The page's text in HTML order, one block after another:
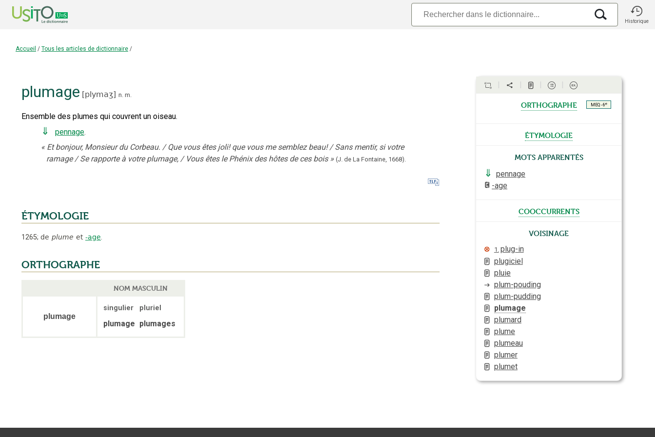
Historique
Accueil / Tous les articles de dictionnaire /
plumage [plymaʒ] n. m.
Ensemble des plumes qui couvrent un oiseau.
⇓ pennage.
« Et bonjour, Monsieur du Corbeau. / Que vous êtes joli! que vous me semblez beau! / Sans mentir, si votre
ramage / Se rapporte à votre plumage, / Vous êtes le Phénix des hôtes de ces bois » (J. de La Fontaine, 1668).
ÉTYMOLOGIE
1265; de plume et -age.
ORTHOGRAPHE
NOM MASCULIN
plumage
singulier pluriel
plumage plumages
orthographe MEQ - 6e
étymologie
Mots apparentés
⇓
pennage
-age
cooccurrents
Voisinage
1. plug-in
plugiciel
pluie
plum-pouding
plum-pudding
plumage
plumard
plume
plumeau
plumer
plumet